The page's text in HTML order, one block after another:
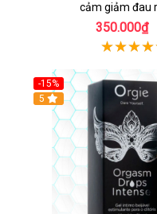
cảm giảm đau
350.000₫
-15%
Hot
5